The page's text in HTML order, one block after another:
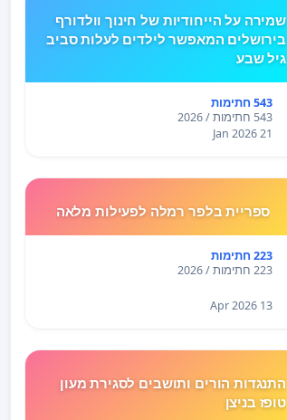
שמירה על הייחודיות של חינוך וולדורף
בירושלים המאפשר לילדים לעלות סביב
גיל שבע
543 חתימות
543 חתימות / 2026
21 Jan 2026
ספריית בלפר רמלה לפעילות מלאה
223 חתימות
223 חתימות / 2026
13 Apr 2026
התנגדות הורים ותושבים לסגירת מעון
טופז בניצן